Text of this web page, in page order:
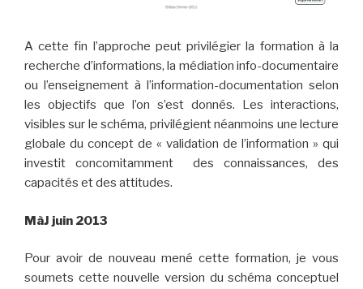
A cette fin l’approche peut privilégier la formation à la
recherche d’informations, la médiation info-documentaire
ou l’enseignement à l’information-documentation selon
les objectifs que l’on s’est donnés. Les interactions,
visibles sur le schéma, privilégient néanmoins une lecture
globale du concept de « validation de l’information » qui
investit concomitamment des connaissances, des
capacités et des attitudes.
MàJ juin 2013
Pour avoir de nouveau mené cette formation, je vous
soumets cette nouvelle version du schéma conceptuel